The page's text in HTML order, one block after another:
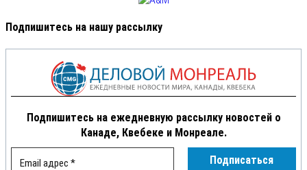
Подпишитесь на нашу рассылку
Подпишитесь на ежедневную рассылку новостей о
Канаде, Квебеке и Монреале.